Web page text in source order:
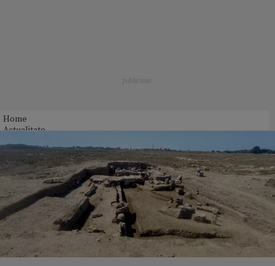
Home
Actualitate